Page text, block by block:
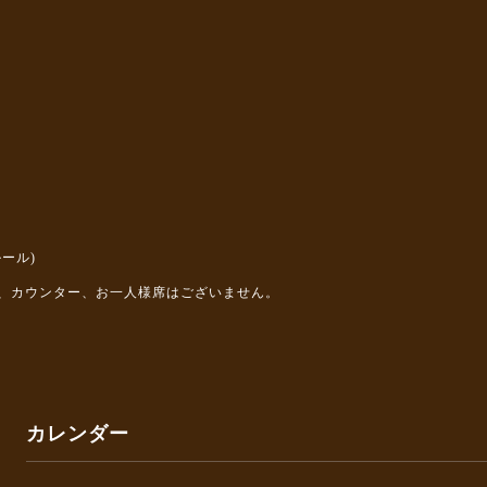
ル)
ウンター、お一人様席はございません。
カレンダー